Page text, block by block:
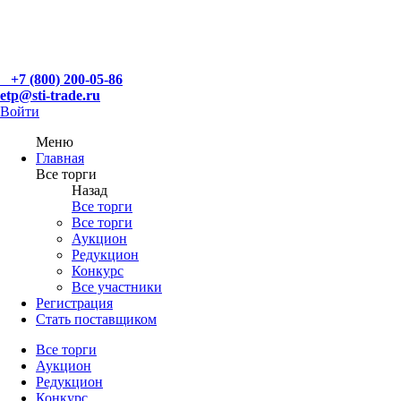
+7 (800) 200-05-86
etp@sti-trade.ru
Войти
Меню
Главная
Все торги
Назад
Все торги
Все торги
Аукцион
Редукцион
Конкурс
Все участники
Регистрация
Стать поставщиком
Все торги
Аукцион
Редукцион
Конкурс